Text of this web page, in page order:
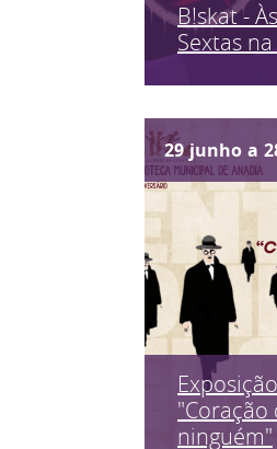
B!skat - Às
Sextas
29 junho a
Exposição
"Coração
ninguém"